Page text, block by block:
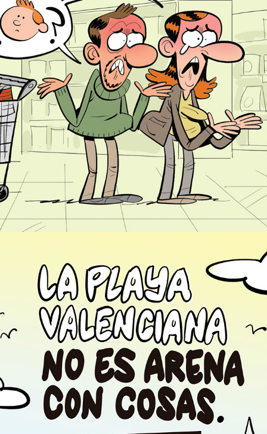
Marcapáginas Gala ASEDAS 2023
La playa valenciana no es arena con cosas